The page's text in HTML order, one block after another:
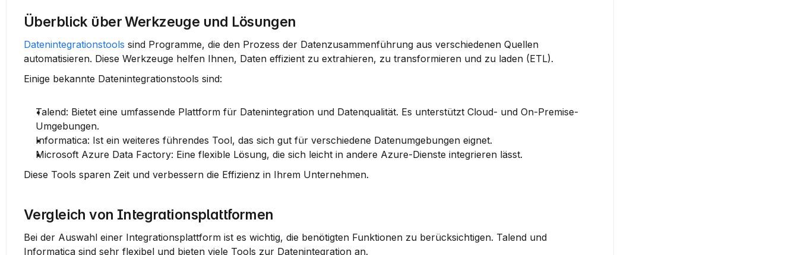
Überblick über Werkzeuge und Lösungen
Datenintegrationstools sind Programme, die den Prozess der Datenzusammenführung aus verschiedenen Quellen
automatisieren. Diese Werkzeuge helfen Ihnen, Daten effizient zu extrahieren, zu transformieren und zu laden (ETL).
Einige bekannte Datenintegrationstools sind:
Talend: Bietet eine umfassende Plattform für Datenintegration und Datenqualität. Es unterstützt Cloud- und On-Premise-
Umgebungen.
Informatica: Ist ein weiteres führendes Tool, das sich gut für verschiedene Datenumgebungen eignet.
Microsoft Azure Data Factory: Eine flexible Lösung, die sich leicht in andere Azure-Dienste integrieren lässt.
Diese Tools sparen Zeit und verbessern die Effizienz in Ihrem Unternehmen.
Vergleich von Integrationsplattformen
Bei der Auswahl einer Integrationsplattform ist es wichtig, die benötigten Funktionen zu berücksichtigen. Talend und
Informatica sind sehr flexibel und bieten viele Tools zur Datenintegration an.